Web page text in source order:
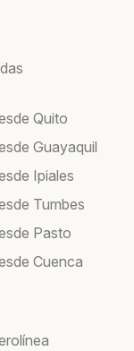
Quito
Guayaquil
Ipiales
Tumbes
Pasto
Cuenca